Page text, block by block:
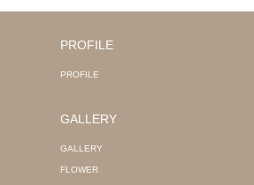
PROFILE
PROFILE
GALLERY
GALLERY
FLOWER